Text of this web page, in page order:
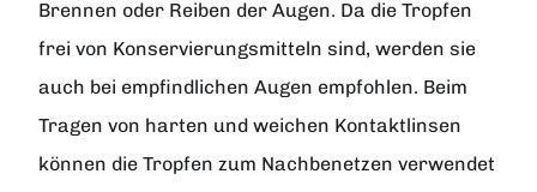
Brennen oder Reiben der Augen. Da die Tropfen
frei von Konservierungsmitteln sind, werden sie
auch bei empfindlichen Augen empfohlen. Beim
Tragen von harten und weichen Kontaktlinsen
können die Tropfen zum Nachbenetzen verwendet